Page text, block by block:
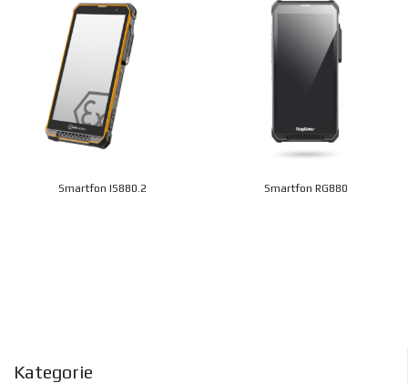
Smartfon IS880.2 Smartfon RG880
Kategorie